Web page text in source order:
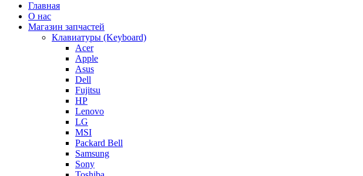
Главная
О нас
Магазин запчастей
Клавиатуры (Keyboard)
Acer
Apple
Asus
Dell
Fujitsu
HP
Lenovo
LG
MSI
Packard Bell
Samsung
Sony